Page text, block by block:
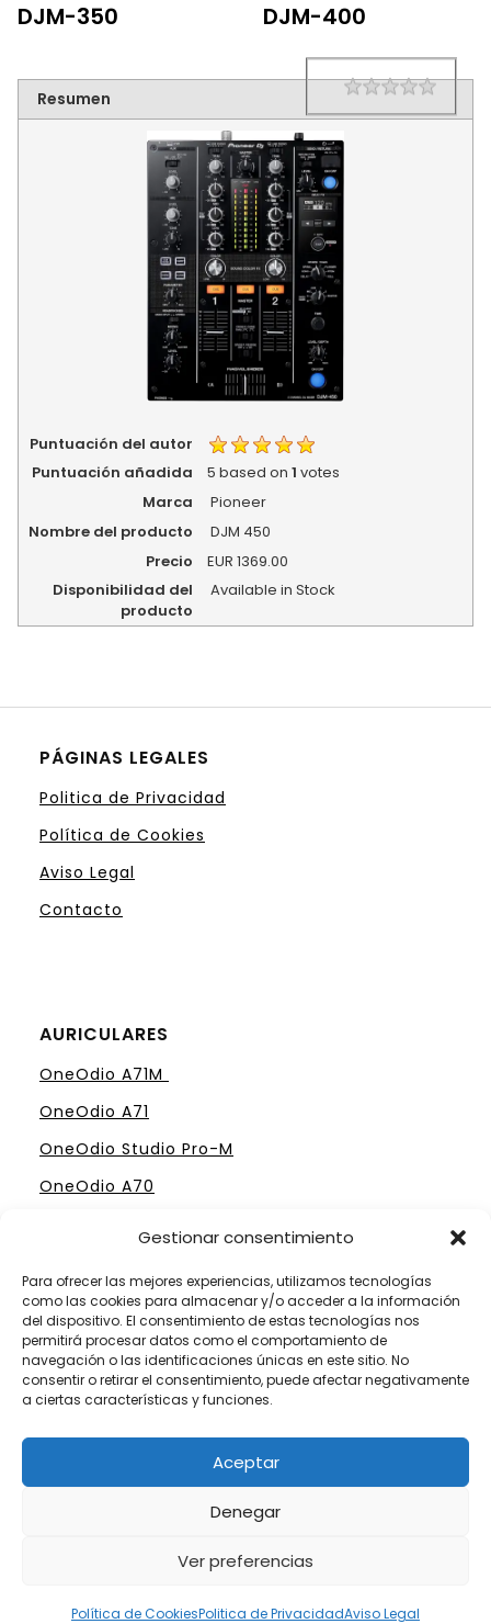
Gestionar consentimiento
Para ofrecer las mejores experiencias, utilizamos tecnologías
como las cookies para almacenar y/o acceder a la información
del dispositivo. El consentimiento de estas tecnologías nos
permitirá procesar datos como el comportamiento de
navegación o las identificaciones únicas en este sitio. No
consentir o retirar el consentimiento, puede afectar negativamente
a ciertas características y funciones.
Aceptar
Denegar
Ver preferencias
Política de CookiesPolitica de PrivacidadAviso Legal
DJM-350 DJM-400
Resumen Rating 1 star
2
3
4
5
Puntuación del autor
Puntuación añadida
5 based on1 votes
Marca
Pioneer
Nombre del producto
DJM 450
Precio
EUR 1369.00
Disponibilidad del
producto
Available in Stock
PÁGINAS LEGALES
Politica de Privacidad
Política de Cookies
Aviso Legal
Contacto
AURICULARES
OneOdio A71M
OneOdio A71
OneOdio Studio Pro-M
OneOdio A70
ELIGE TU MESA DE MEZCLAS PERFECTA
Mesas Profesionales Hercules
Mesas más Caras de Pioneer
Mesas Numark por menos de 300 €